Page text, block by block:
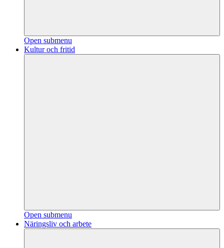
Open submenu
Kultur och fritid
Open submenu
Näringsliv och arbete